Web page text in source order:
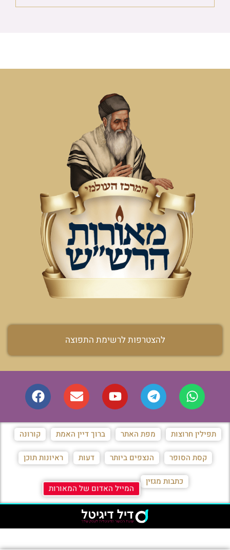
להצטרפות לרשימת התפוצה
תפילין חרוצות מפת האתר ברוך דיין האמת קורונה
קסת הסופר הנצפים ביותר דעות ראיונות תוכן
כתבות מגזין
המייל האדום של המאורות